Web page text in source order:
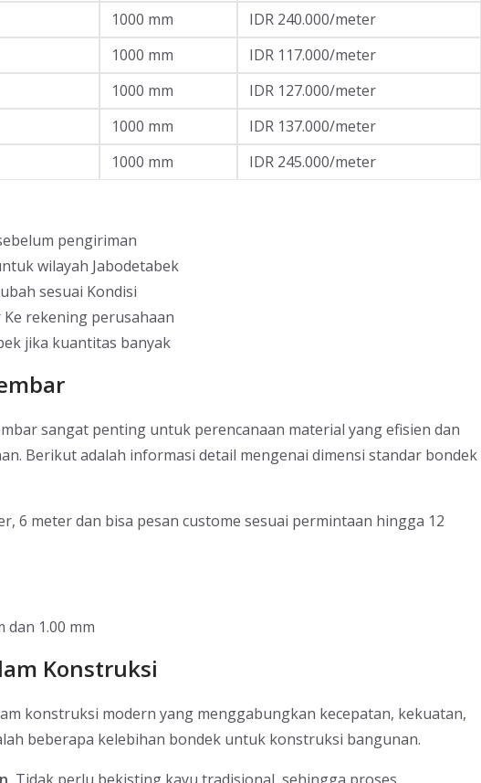
1000 mm
IDR 240.000/meter
1000 mm
IDR 117.000/meter
1000 mm
IDR 127.000/meter
1000 mm
IDR 137.000/meter
1000 mm IDR 245.000/meter
pengiriman
wilayah Jabodetabek
sesuai Kondisi
rekening perusahaan
jika kuantitas banyak
sangat penting untuk perencanaan material yang efisien dan
Berikut adalah informasi detail mengenai dimensi standar bondek
6 meter dan bisa pesan custome sesuai permintaan hingga 12
dan 1.00 mm
Konstruksi
konstruksi modern yang menggabungkan kecepatan, kekuatan,
beberapa kelebihan bondek untuk konstruksi bangunan.